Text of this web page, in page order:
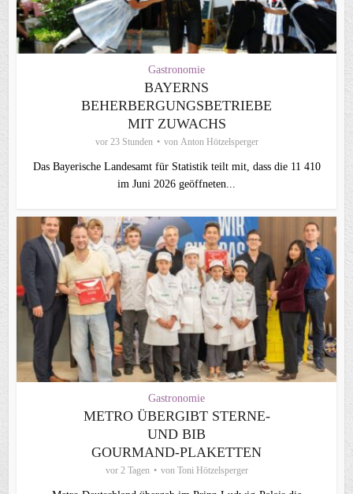
Gastronomie
BAYERNS
BEHERBERGUNGSBETRIEBE
MIT ZUWACHS
vor 23 Stunden von Anton Hötzelsperger
Das Bayerische Landesamt für Statistik teilt mit, dass die 11 410
im Juni 2026 geöffneten...
Gastronomie
METRO ÜBERGIBT STERNE-
UND BIB
GOURMAND‑PLAKETTEN
vor 2 Tagen von Toni Hötzelsperger